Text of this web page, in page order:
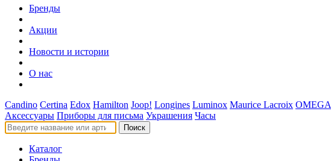
Бренды
Акции
Новости и истории
О нас
Candino Certina Edox Hamilton Joop! Longines Luminox Maurice Lacroix OMEGA
Аксессуары Приборы для письма Украшения Часы
Поиск
Каталог